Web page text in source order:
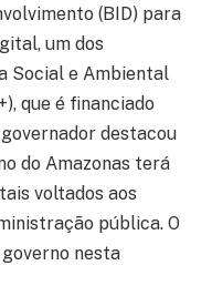
(BID) para
um dos
Social e Ambiental
que é financiado
destacou
do Amazonas terá
voltados aos
pública. O
nesta